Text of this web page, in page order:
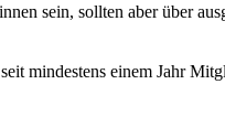
sein, sollten aber über
mindestens einem Jahr